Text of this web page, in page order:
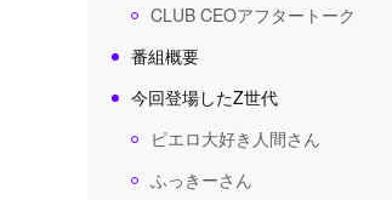
CLUB CEOアフタートーク
番組概要
今回登場したZ世代
ピエロ大好き人間さん
ふっきーさん